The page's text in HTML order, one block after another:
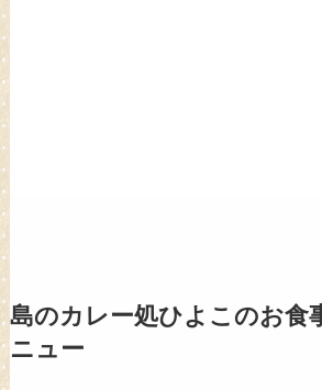
島のカレー処ひよこのお食
ニュー